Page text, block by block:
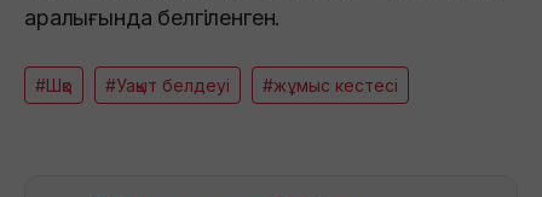
аралығында белгіленген.
#Шқо #Уақыт белдеуі #жұмыс кестесі